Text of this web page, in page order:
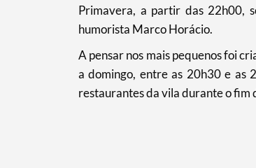
Primavera, a partir das 22h00,
humorista Marco Horácio.
A pensar nos mais pequenos foi
a domingo, entre as 20h30 e as
restaurantes da vila durante o fim